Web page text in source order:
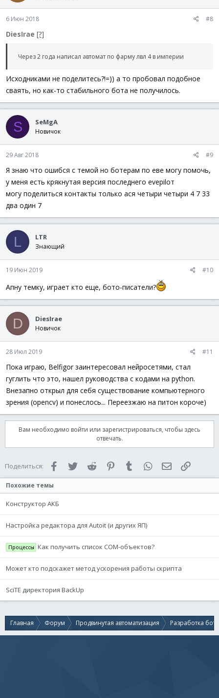
6 Июн 2018 #8
DiesIrae [?]
Через 2 года написал автомат по фарму лвл 4 в империи
Исходниками не поделитесь?!=)) а то пробовал подобное
сваять, но как-то стабильного бота не получилось.
S SeMgA
Новичок
29 Авг 2018 #9
Я знаю что ошибся с темой но ботерам по еве могу помочь,
у меня есть крякнутая версия последнего еvерilот
могу поделиться контакты только ася четыри четыри 4 7 33
два один 7
L LTR
Знающий
19 Июн 2019 #10
Апну темку, играет кто еще, бото-писатели?
D DiesIrae
Новичок
28 Июл 2019 #11
Пока играю, Belfigor заинтересовал нейросетями, стал
гуглить что это, нашел руководства с кодами на python.
Внезапно открыл для себя существование компьютерного
зрения (opencv) и понеслось... Переезжаю на питон короче)
Вам необходимо войти или зарегистрироваться, чтобы здесь
отвечать.
Поделиться: FacebookTwitter Reddit PinterestTumblr WhatsAppЭлектронная
Похожие темы
Конструктор АКБ
Настройка редактора для Autoit (и других ЯП)
Процессы Как получить список COM-объектов?
Может кто подскажет метод ускорения работы скрипта
SciTE директория BackUp
Главная Форум Продвинутая автоматизация Разработка